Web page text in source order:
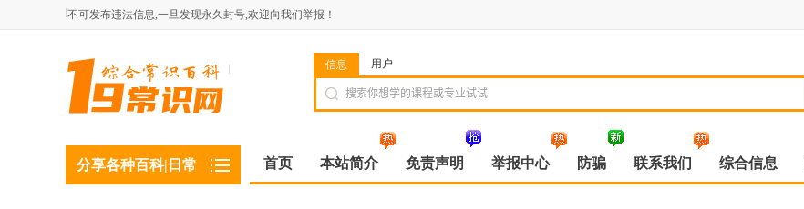
不可发布违法信息,一旦发现永久封号,欢迎向我们举报！
信息 用户
分享各种百科|日常 首页 本站简介 免责声明 举报中心 防骗 联系我们 综合信息